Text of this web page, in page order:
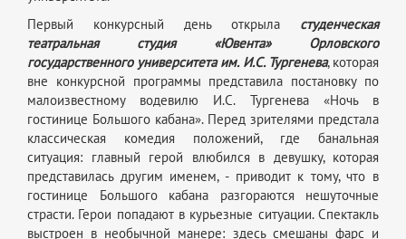
Первый конкурсный день открыла студенческая
театральная студия «Ювента» Орловского
государственного университета им. И.С. Тургенева, которая
вне конкурсной программы представила постановку по
малоизвестному водевилю И.С. Тургенева «Ночь в
гостинице Большого кабана». Перед зрителями предстала
классическая комедия положений, где банальная
ситуация: главный герой влюбился в девушку, которая
представилась другим именем, - приводит к тому, что в
гостинице Большого кабана разгораются нешуточные
страсти. Герои попадают в курьезные ситуации. Спектакль
выстроен в необычной манере: здесь смешаны фарс и